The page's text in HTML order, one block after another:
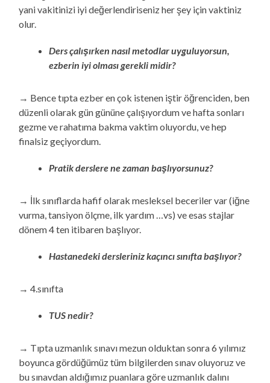
yani vakitinizi iyi değerlendiriseniz her şey için vaktiniz
olur.
Ders çalışırken nasıl metodlar uyguluyorsun,
ezberin iyi olması gerekli midir?
→ Bence tıpta ezber en çok istenen iştir öğrenciden, ben
düzenli olarak gün gününe çalışıyordum ve hafta sonları
gezme ve rahatıma bakma vaktim oluyordu, ve hep
finalsiz geçiyordum.
Pratik derslere ne zaman başlıyorsunuz?
→ İlk sınıflarda hafif olarak mesleksel beceriler var (iğne
vurma, tansiyon ölçme, ilk yardım …vs) ve esas stajlar
dönem 4 ten itibaren başlıyor.
Hastanedeki dersleriniz kaçıncı sınıfta başlıyor?
→ 4.sınıfta
TUS nedir?
→ Tıpta uzmanlık sınavı mezun olduktan sonra 6 yılımız
boyunca gördüğümüz tüm bilgilerden sınav oluyoruz ve
bu sınavdan aldığımız puanlara göre uzmanlık dalını